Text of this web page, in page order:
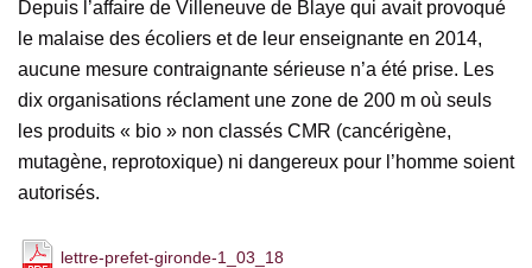
Depuis l’affaire de Villeneuve de Blaye qui avait provoqué
le malaise des écoliers et de leur enseignante en 2014,
aucune mesure contraignante sérieuse n’a été prise. Les
dix organisations réclament une zone de 200 m où seuls
les produits « bio » non classés CMR (cancérigène,
mutagène, reprotoxique) ni dangereux pour l’homme soient
autorisés.
lettre-prefet-gironde-1_03_18